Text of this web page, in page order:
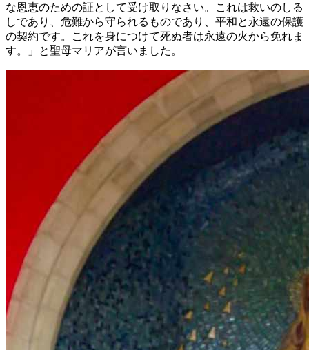
な恩恵のための証として受け取りなさい。これは救いのしる
しであり、危難から守られるものであり、平和と永遠の保護
の契約です。これを身につけて死ぬ者は永遠の火から免れま
す。」と聖母マリアが言いました。